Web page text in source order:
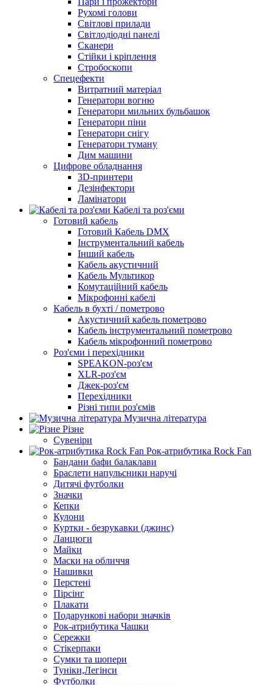
Рухомі голови
Світлові прилади
Світлодіодні панелі
Сканери
Стійки і кріплення
Стробоскопи
Спецефекти
Витратний матеріал
Генератори вогню
Генератори мильних бульбашок
Генератори піни
Генератори снігу
Генератори туману
Дим машини
Цифрове обладнання
3D-принтери
Дезінфектори
Ламінатори
Кабелі та роз'єми
Готовий кабель
Готовий Кабель DMX
Інструментальний кабель
Інший кабель
Кабель акустичний
Кабель Мультикор
Комутаційний кабель
Мікрофонні кабелі
Кабель в бухті / пометрово
Акустичний кабель пометрово
Кабель інструментальний пометрово
Кабель мікрофонний пометрово
Роз'єми і перехідники
SPEAKON-роз'єм
XLR-роз'єм
Джек-роз'єм
Перехідники
Різні типи роз'ємів
Музична література
Різне
Сувеніри
Рок-атрибутика Rock Fan
Бандани бафи балаклави
Браслети напульсники наручі
Дитячі футболки
Значки
Кепки
Кулони
Куртки - безрукавки (джинс)
Ланцюги
Майки
Маски на обличчя
Нашивки
Перстені
Пірсінг
Плакати
Подарункові набори значків
Рок-атрибутика Чашки
Сережки
Стікерпаки
Сумки та шопери
Туніки,Легінси
Футболки